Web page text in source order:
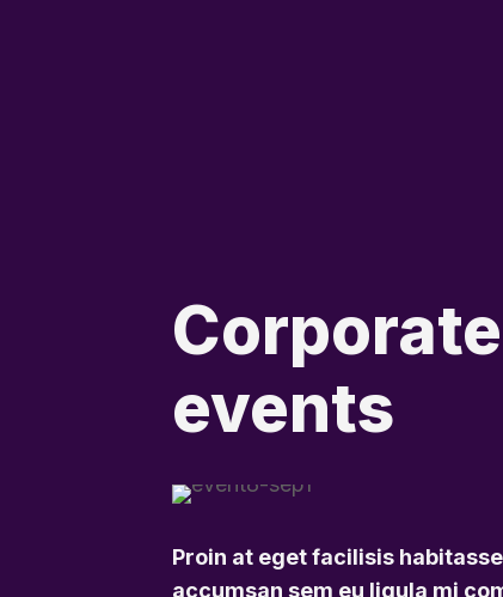
Corporate
events
Proin at eget facilisis
accumsan sem eu ligula mi